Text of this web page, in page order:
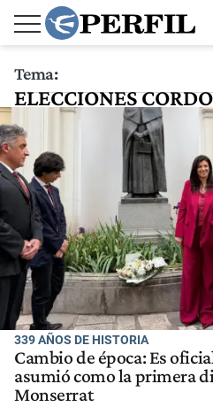
Tema:
ELECCIONES
339 AÑOS DE HISTORIA
Cambio de época: Es
asumió como la primera
Monserrat